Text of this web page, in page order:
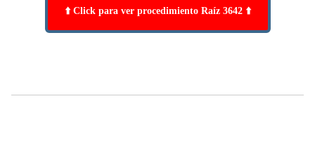
⬆️ Click para ver procedimiento Raíz 3642 ⬆️